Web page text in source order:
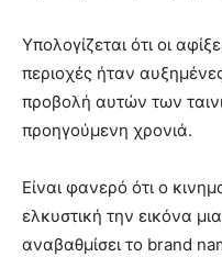
Υπολογίζεται ότι οι
περιοχές ήταν
προβολή αυτών των
προηγούμενη χρονιά.
Είναι φανερό ότι ο
ελκυστική την εικόνα
αναβαθμίσει το brand